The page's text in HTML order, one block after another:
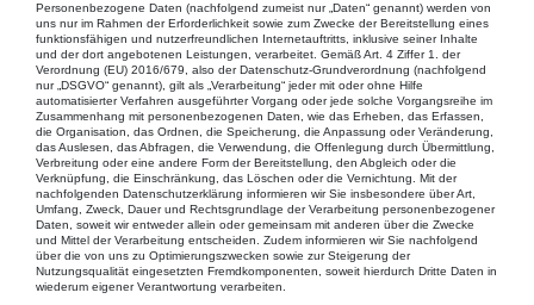
Personenbezogene Daten (nachfolgend zumeist nur „Daten“ genannt) werden von
uns nur im Rahmen der Erforderlichkeit sowie zum Zwecke der Bereitstellung eines
funktionsfähigen und nutzerfreundlichen Internetauftritts, inklusive seiner Inhalte
und der dort angebotenen Leistungen, verarbeitet. Gemäß Art. 4 Ziffer 1. der
Verordnung (EU) 2016/679, also der Datenschutz-Grundverordnung (nachfolgend
nur „DSGVO“ genannt), gilt als „Verarbeitung“ jeder mit oder ohne Hilfe
automatisierter Verfahren ausgeführter Vorgang oder jede solche Vorgangsreihe im
Zusammenhang mit personenbezogenen Daten, wie das Erheben, das Erfassen,
die Organisation, das Ordnen, die Speicherung, die Anpassung oder Veränderung,
das Auslesen, das Abfragen, die Verwendung, die Offenlegung durch Übermittlung,
Verbreitung oder eine andere Form der Bereitstellung, den Abgleich oder die
Verknüpfung, die Einschränkung, das Löschen oder die Vernichtung. Mit der
nachfolgenden Datenschutzerklärung informieren wir Sie insbesondere über Art,
Umfang, Zweck, Dauer und Rechtsgrundlage der Verarbeitung personenbezogener
Daten, soweit wir entweder allein oder gemeinsam mit anderen über die Zwecke
und Mittel der Verarbeitung entscheiden. Zudem informieren wir Sie nachfolgend
über die von uns zu Optimierungszwecken sowie zur Steigerung der
Nutzungsqualität eingesetzten Fremdkomponenten, soweit hierdurch Dritte Daten in
wiederum eigener Verantwortung verarbeiten.